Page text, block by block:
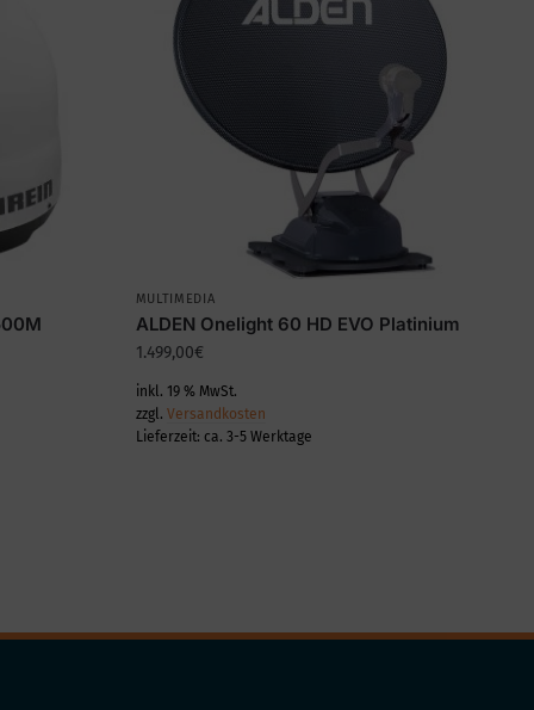
MULTIMEDIA
ALDEN Onelight 60 HD EVO Platinium
1.499,00€
inkl. 19 % MwSt.
zzgl. Versandkosten
Lieferzeit: ca. 3-5 Werktage